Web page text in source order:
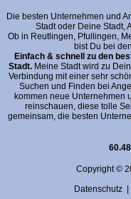
Die besten Unternehmen und
Stadt oder Deine Stadt,
Ob in Reutlingen, Pfullingen,
bist Du bei
Einfach & schnell zu den
Stadt. Meine Stadt wird zu
Verbindung mit einer sehr
Suchen und Finden bei
kommen neue Unternehmen
reinschauen, diese tolle
gemeinsam, die besten
Copyright ©
Datenschutz